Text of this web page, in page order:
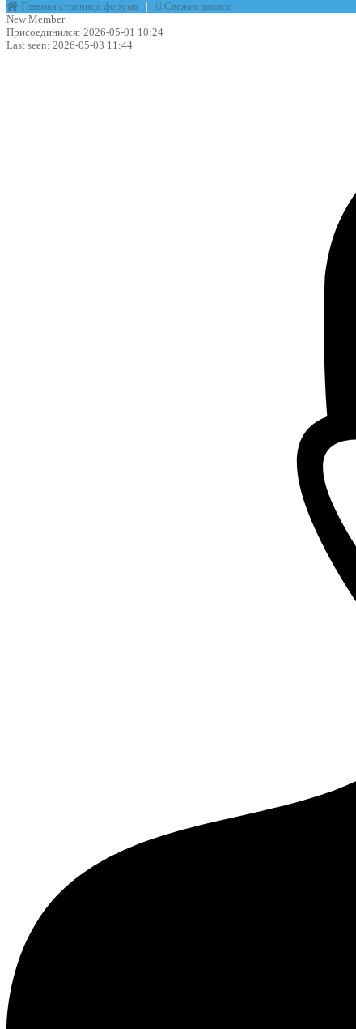
Главная страница форума |
Свежие записи
New Member
Присоединился: 2026-05-01 10:24
Last seen: 2026-05-03 11:44